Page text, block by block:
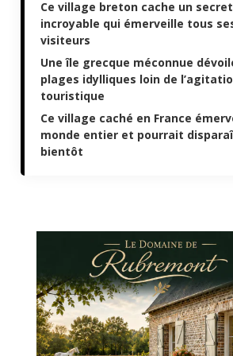
Ce village breton cache un secret
incroyable qui émerveille tous
visiteurs
Une île grecque méconnue
plages idylliques loin de
touristique
Ce village caché en France
monde entier et pourrait
bientôt